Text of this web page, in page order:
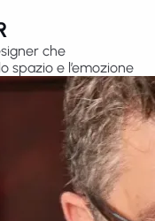
che
spazio e l’emozione